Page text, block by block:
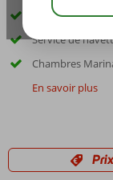
Style arabe
Service de
Chambres
En savoir plus
Prix